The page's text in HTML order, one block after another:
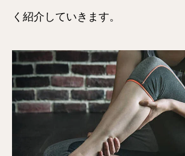
く紹介していきます。